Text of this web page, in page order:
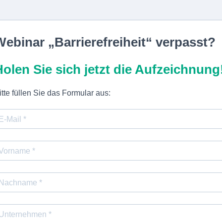
„Barrierefreiheit“ verpasst?
Sie sich jetzt die
füllen Sie das Formular aus: